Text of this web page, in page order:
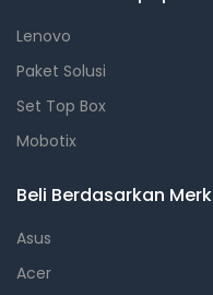
Lenovo
Paket Solusi
Set Top Box
Mobotix
Beli Berdasarkan Merk
Asus
Acer